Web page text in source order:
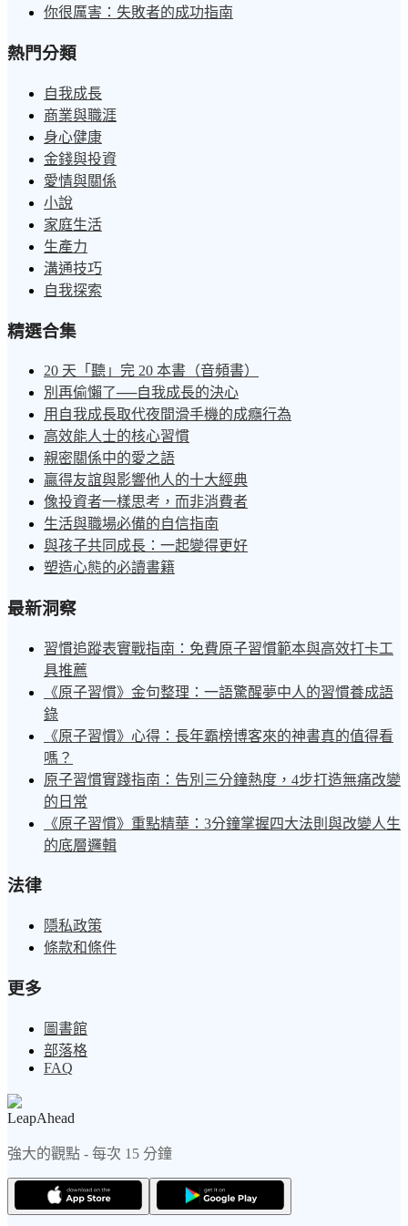
你很厲害：失敗者的成功指南
熱門分類
自我成長
商業與職涯
身心健康
金錢與投資
愛情與關係
小說
家庭生活
生產力
溝通技巧
自我探索
精選合集
20 天「聽」完 20 本書（音頻書）
別再偷懶了──自我成長的決心
用自我成長取代夜間滑手機的成癮行為
高效能人士的核心習慣
親密關係中的愛之語
贏得友誼與影響他人的十大經典
像投資者一樣思考，而非消費者
生活與職場必備的自信指南
與孩子共同成長：一起變得更好
塑造心態的必讀書籍
最新洞察
習慣追蹤表實戰指南：免費原子習慣範本與高效打卡工
具推薦
《原子習慣》金句整理：一語驚醒夢中人的習慣養成語
錄
《原子習慣》心得：長年霸榜博客來的神書真的值得看
嗎？
原子習慣實踐指南：告別三分鐘熱度，4步打造無痛改變
的日常
《原子習慣》重點精華：3分鐘掌握四大法則與改變人生
的底層邏輯
法律
隱私政策
條款和條件
更多
圖書館
部落格
FAQ
LeapAhead
強大的觀點 - 每次 15 分鐘